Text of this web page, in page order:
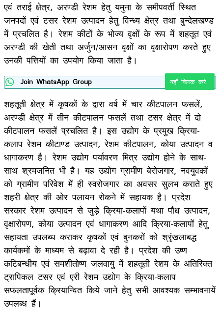
एवं तराई क्षेत्र, अरण्डी रेशम हेतु यमुना के समीपवर्ती स्थित
जनपदों एवं टसर रेशम उत्पादन हेतु विन्ध्य क्षेत्र तथा बुन्देलखण्ड
में प्रचलित है। रेशम कीटों के भोज्य वृक्षों के रूप में शहतूत एवं
अरण्डी की खेती तथा अर्जुन/आसन वृक्षों का वृक्षारोपण करते हुए
उनकी पत्तियों का उपयोग किया जाता है।
Join WhatsApp Group यहाँ क्लिक करे
शहतूती क्षेत्र में कृषकों के द्वारा वर्ष में चार कीटपालन फसलें,
अरण्डी क्षेत्र में तीन कीटपालन फसलें तथा टसर क्षेत्र में दो
कीटपालन फसलें प्रचलित है। इस उद्योग के प्रमुख क्रिया-
कलाप रेशम कीटाण्ड उत्पादन, रेशम कीटपालन, कोया उत्पादन व
धागाकरण है। रेशम उद्योग पर्यावरण मित्र उद्योग होने के साथ-
साथ श्रमजनित भी है। यह उद्योग ग्रामीण बेरोजगार, नवयुवकों
को ग्रामीण परिवेश में ही स्वरोजगार का अवसर सुलभ कराते हुए
शहरी क्षेत्र की ओर पलायन रोकने में सहायक है। प्रदेश
सरकार रेशम उत्पादन से जुड़े क्रिया-कलापों यथा पौध उत्पादन,
वृक्षारोपण, कोया उत्पादन एवं धागाकरण आदि क्रिया-कलापों हेतु
सहायता उपलब्ध कराकर कृषकों एवं बुनकरों को श्रृंखलाबद्ध
कार्यकमों के माध्यम से बढ़ावा दे रही है। प्रदेश की उष्ण
कटिबन्धीय एवं समशीतोष्ण जलवायु में शहतूती रेशम के अतिरिक्त
ट्रापिकल टसर एवं एरी रेशम उद्योग के क्रिया-कलाप
सफलतापूर्वक क्रियान्वित किये जाने हेतु सभी आवश्यक सम्भावनायें
उपलब्ध हैं।